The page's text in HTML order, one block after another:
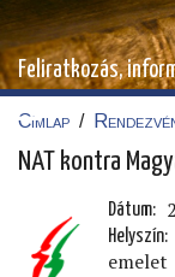
Feliratkozás,
Címlap /
NAT kontra
Dátum
Helyszín
emelet